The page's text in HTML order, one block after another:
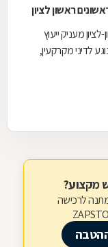
מעניק ייעוץ
לדיני מקרקעין,
מקצוע?
לרכישה